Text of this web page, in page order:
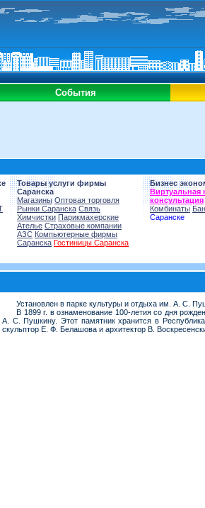
События
Товары услуги фирмы
Саранска
Магазины Оптовая торговля
Рынки Саранска Связь
Химчистки Парикмахерские
Ателье Страховые компании
АЗС Компьютерные фирмы
Саранска Гостиницы Саранска
Бизнес
Виртуальная
консультация
Комбинаты
Саранске
Установлен в парке культуры и отдыха им. А. С.
В 1899 г. в ознаменование 100-летия со дня
А. С. Пушкину. Этот памятник хранится в
скульптор Е. Ф. Белашова и архитектор В.